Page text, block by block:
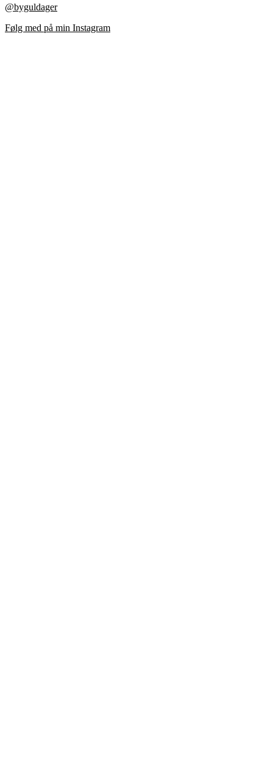
@byguldager
Følg med på min Instagram